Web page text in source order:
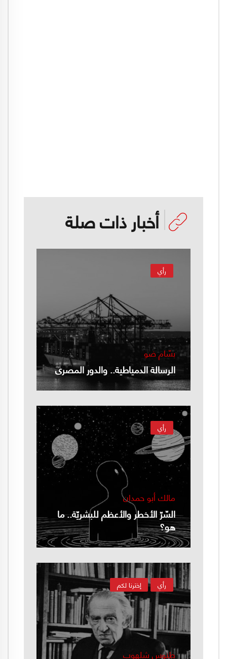
أخبار ذات صلة
رأي
بسّام ضو
الرسالة الدمياطية.. والدور المصري
رأي
مالك أبو حمدان
السّرّ الأخطر والأعظم للبشريّة.. ما
هو؟
إخترنا لكم رأي
طنوس شلهوب